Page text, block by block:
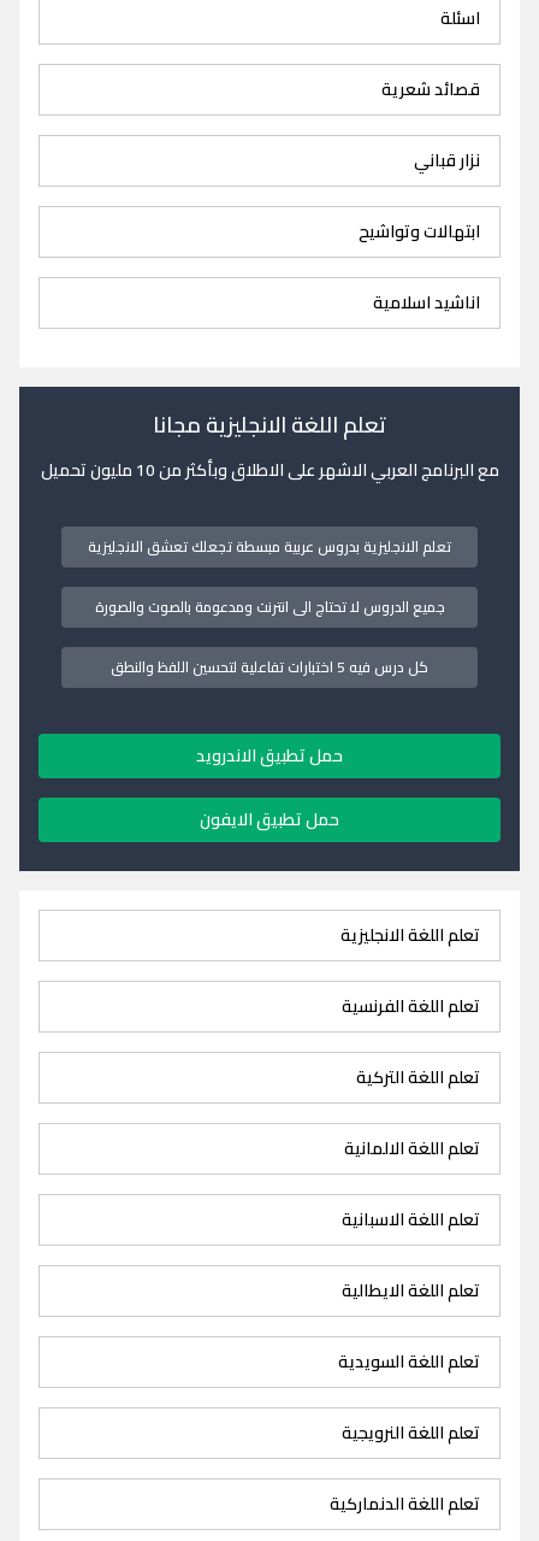
اسئلة
قصائد شعرية
نزار قباني
ابتهالات وتواشيح
اناشيد اسلامية
تعلم اللغة الانجليزية مجانا
مع البرنامج العربي الاشهر على الاطلاق وبأكثر من 10 مليون تحميل
تعلم الانجليزية بدروس عربية مبسطة تجعلك تعشق الانجليزية
جميع الدروس لا تحتاج الى انترنت ومدعومة بالصوت والصورة
كل درس فيه 5 اختبارات تفاعلية لتحسين اللفظ والنطق
حمل تطبيق الاندرويد
حمل تطبيق الايفون
تعلم اللغة الانجليزية
تعلم اللغة الفرنسية
تعلم اللغة التركية
تعلم اللغة الالمانية
تعلم اللغة الاسبانية
تعلم اللغة الايطالية
تعلم اللغة السويدية
تعلم اللغة النرويجية
تعلم اللغة الدنماركية